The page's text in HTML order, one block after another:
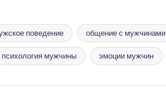
поведение общение с мужчинами
психология мужчины эмоции мужчин